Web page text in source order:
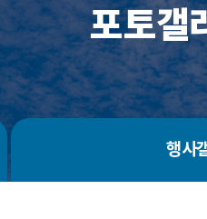
포토갤
행사